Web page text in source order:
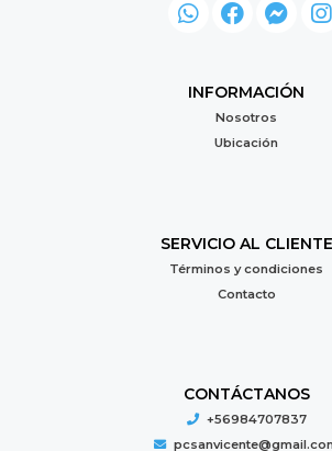
INFORMACIÓN
Nosotros
Ubicación
SERVICIO AL CLIENTE
Términos y condiciones
Contacto
CONTÁCTANOS
+56984707837